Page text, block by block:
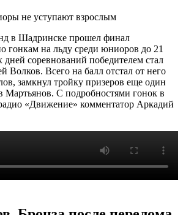
в Шадринске прошел финал
гонкам на льду среди юниоров до 21
дней соревнований победителем стал
Волков. Всего на балл отстал от него
замкнул тройку призеров еще один
Мартьянов. С подробностями гонок в
«Движение» комментатор Аркадий